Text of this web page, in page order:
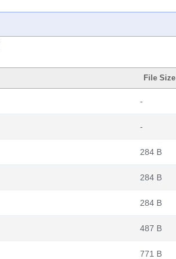
File Size
-
-
284 B
284 B
284 B
487 B
771 B